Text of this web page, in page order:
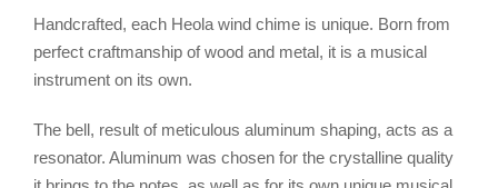
Handcrafted, each Heola wind chime is unique. Born from
perfect craftmanship of wood and metal, it is a musical
instrument on its own.
The bell, result of meticulous aluminum shaping, acts as a
resonator. Aluminum was chosen for the crystalline quality